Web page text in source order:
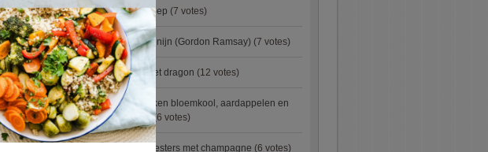
4.9:Aziatische preisoep (7 votes)
4.9:Fricassee van konijn (Gordon Ramsay) (7 votes)
4.8:Gestoofde kip met dragon (12 votes)
4.8:Zalm met gebakken bloemkool, aardappelen en
spek (Jeroen Meus)(6 votes)
Gegratineerde oesters met champagne (6 votes)